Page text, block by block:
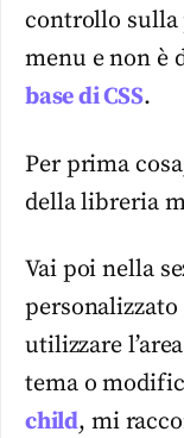
controllo sulla
menu e non è
base di CSS.
Per prima
della libreria
Vai poi nella
utilizzare l’area
tema o
child, mi